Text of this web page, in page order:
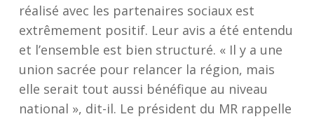
réalisé avec les partenaires sociaux est
extrêmement positif. Leur avis a été entendu
et l’ensemble est bien structuré. « Il y a une
union sacrée pour relancer la région, mais
elle serait tout aussi bénéfique au niveau
national », dit-il. Le président du MR rappelle